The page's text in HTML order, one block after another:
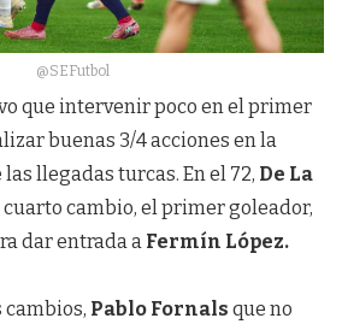
@SEFutbol
que intervenir poco en el primer
buenas 3/4 acciones en la
llegadas turcas. En el 72, De La
cambio, el primer goleador,
dar entrada a Fermín López.
cambios, Pablo Fornals que no